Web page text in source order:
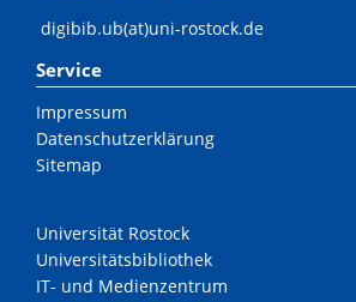
digibib.ub(at)uni-rostock.de
Service
Impressum
Datenschutzerklärung
Sitemap
Universität Rostock
Universitätsbibliothek
IT- und Medienzentrum